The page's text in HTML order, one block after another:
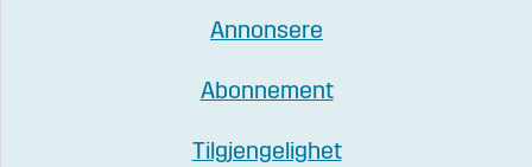
Annonsere
Abonnement
Tilgjengelighet